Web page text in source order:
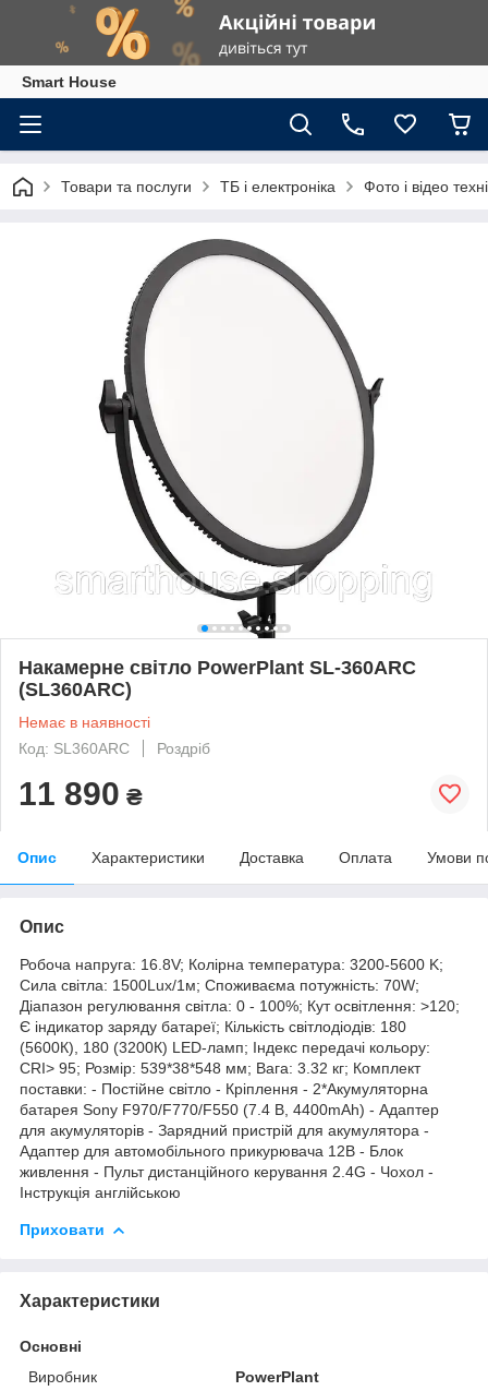
Smart House
Товари та послуги ТБ і електроніка Фото і відео
Накамерне світло PowerPlant SL-360ARC
(SL360ARC)
Немає в наявності
Код: SL360ARC
Роздріб
11 890 ₴
Опис Характеристики Доставка Оплата Умови
Опис
Робоча напруга: 16.8V; Колірна температура: 3200-5600 K;
Сила світла: 1500Lux/1м; Споживаєма потужність: 70W;
Діапазон регулювання світла: 0 - 100%; Кут освітлення: >120;
Є індикатор заряду батареї; Кількість світлодіодів: 180
(5600К), 180 (3200К) LED-ламп; Індекс передачі кольору:
CRI> 95; Розмір: 539*38*548 мм; Вага: 3.32 кг; Комплект
поставки: - Постійне світло - Кріплення - 2*Акумуляторна
батарея Sony F970/F770/F550 (7.4 В, 4400mAh) - Адаптер
для акумуляторів - Зарядний пристрій для акумулятора -
Адаптер для автомобільного прикурювача 12В - Блок
живлення - Пульт дистанційного керування 2.4G - Чохол -
Інструкція англійською
Приховати
Характеристики
Основні
Виробник
PowerPlant